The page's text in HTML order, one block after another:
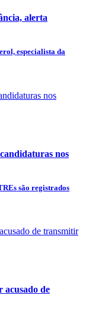
alerta
especialista da
nos
são registrados
acusado de